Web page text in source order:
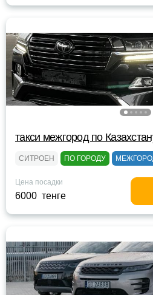
такси межгород по
СИТРОЕН ПО ГОРОДУ
Цена посадки
6000 тенге